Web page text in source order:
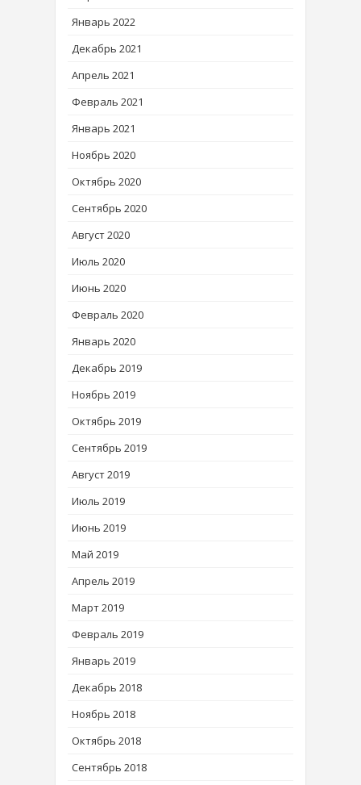
Январь 2022
Декабрь 2021
Апрель 2021
Февраль 2021
Январь 2021
Ноябрь 2020
Октябрь 2020
Сентябрь 2020
Август 2020
Июль 2020
Июнь 2020
Февраль 2020
Январь 2020
Декабрь 2019
Ноябрь 2019
Октябрь 2019
Сентябрь 2019
Август 2019
Июль 2019
Июнь 2019
Май 2019
Апрель 2019
Март 2019
Февраль 2019
Январь 2019
Декабрь 2018
Ноябрь 2018
Октябрь 2018
Сентябрь 2018